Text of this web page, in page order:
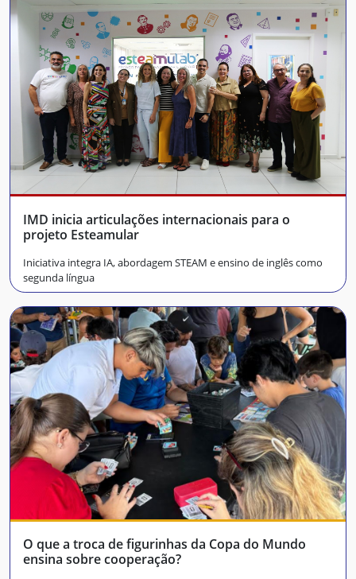
IMD inicia articulações internacionais para o
projeto Esteamular
Iniciativa integra IA, abordagem STEAM e ensino de inglês como
segunda língua
O que a troca de figurinhas da Copa do Mundo
ensina sobre cooperação?